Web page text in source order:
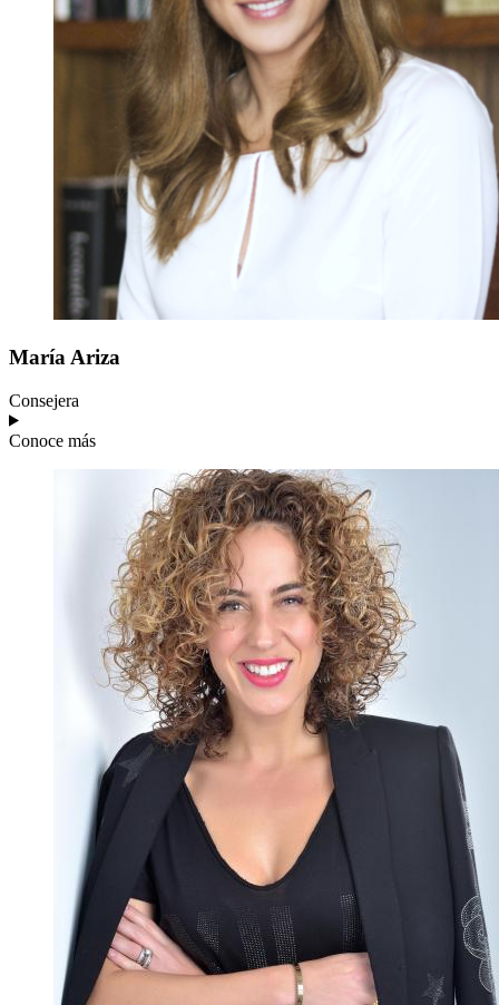
María Ariza
Consejera
Conoce más